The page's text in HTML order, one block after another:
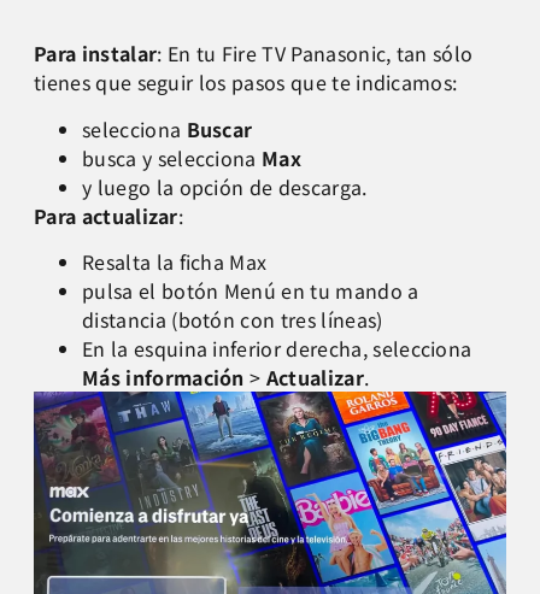
Para instalar: En tu Fire TV Panasonic, tan sólo
tienes que seguir los pasos que te indicamos:
selecciona Buscar
busca y selecciona Max
y luego la opción de descarga.
Para actualizar:
Resalta la ficha Max
pulsa el botón Menú en tu mando a
distancia (botón con tres líneas)
En la esquina inferior derecha, selecciona
Más información > Actualizar.